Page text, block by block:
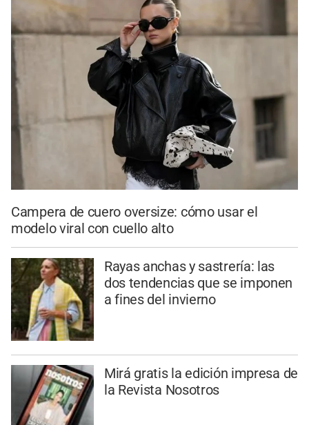
Campera de cuero oversize: cómo usar el
modelo viral con cuello alto
Rayas anchas y sastrería: las
dos tendencias que se imponen
a fines del invierno
Mirá gratis la edición impresa de
la Revista Nosotros